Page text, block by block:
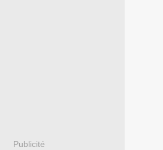
Publicité